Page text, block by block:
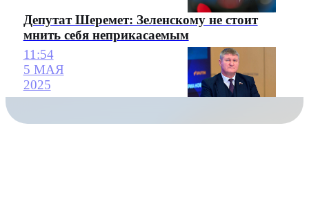
Депутат Шеремет: Зеленскому не стоит
мнить себя неприкасаемым
11:54
5 МАЯ
2025